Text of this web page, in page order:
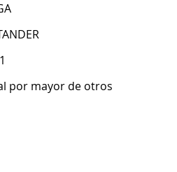
por mayor de otros